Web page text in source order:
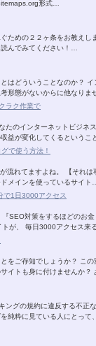
形式…
ための２２ヶ条をお教えし
んでみてください！…
はどういうことなのか？
形態がないからに他なりま
ラク作業で
たのインターネットビジネ
益が変化してくるというこ
で使う方法！
流れてますよね。 【それ
メインを使っているサイト…
で1日3000アクセス
SEO対策をするほどのお
が、 毎日3000アクセス来
をご存知でしょうか？ こ
イトも身に付けませんか？
ングの規約に違反する不正
純粋に見ている人にとって